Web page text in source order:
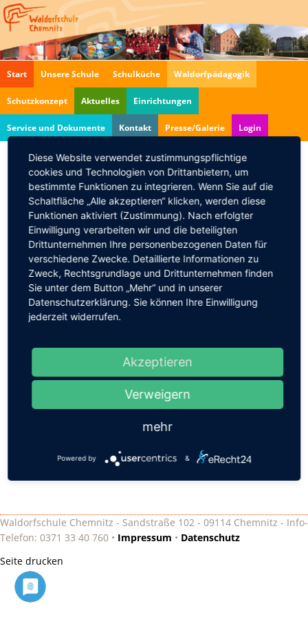
Start Unsere Schule Schulküche Waldorfpädagogik
Schutzkonzept Aktuelles Einrichtungen
Service und Dokumente Kontakt Presse/Galerie Login
Klassenspiel Klasse 8: Anne
Frank
25.03.2024–26.03.2024
Herzliche Einladung zum Klassenspiel der Klasse 8
Wir freuen uns, Sie herzlich zu den Aufführungen
"Anne Frank" unserer Klasse 8 einzuladen. Die
Vorstellungen finden in der Turnhalle der
Waldorfschule Chemnitz statt.
Montag, 25.3.2024, 18 Uhr
Dienstag, 26.3.2024, 18 Uhr
Der Eintritt zu den Aufführungen ist kostenlos.
Spenden sind willkommen.
Wir wünschen einen eindrücklichen Abend.
Zurück
Waldorfschule Chemnitz - Sandstraße 102 - 09114 Chemnitz - Info-
Telefon: 0371 33 40 760 • Impressum • Datenschutz
Seite drucken
Diese Website verwendet zustimmungspflichtige
cookies und Technologien von Drittanbietern, um
bestimmte Funktionen zu integrieren. Wenn Sie auf die
Schaltfläche „Alle akzeptieren“ klicken, werden diese
Funktionen aktiviert (Zustimmung). Nach erfolgter
Einwilligung verarbeiten wir und die beteiligten
Drittunternehmen Ihre personenbezogenen Daten für
verschiedene Zwecke. Detaillierte Informationen zu
Zweck, Rechtsgrundlage und Drittunternehmen finden
Sie unter dem Button „Mehr“ und in unserer
Datenschutzerklärung. Sie können Ihre Einwilligung
jederzeit widerrufen.
Akzeptieren
Verweigern
mehr
Powered by &